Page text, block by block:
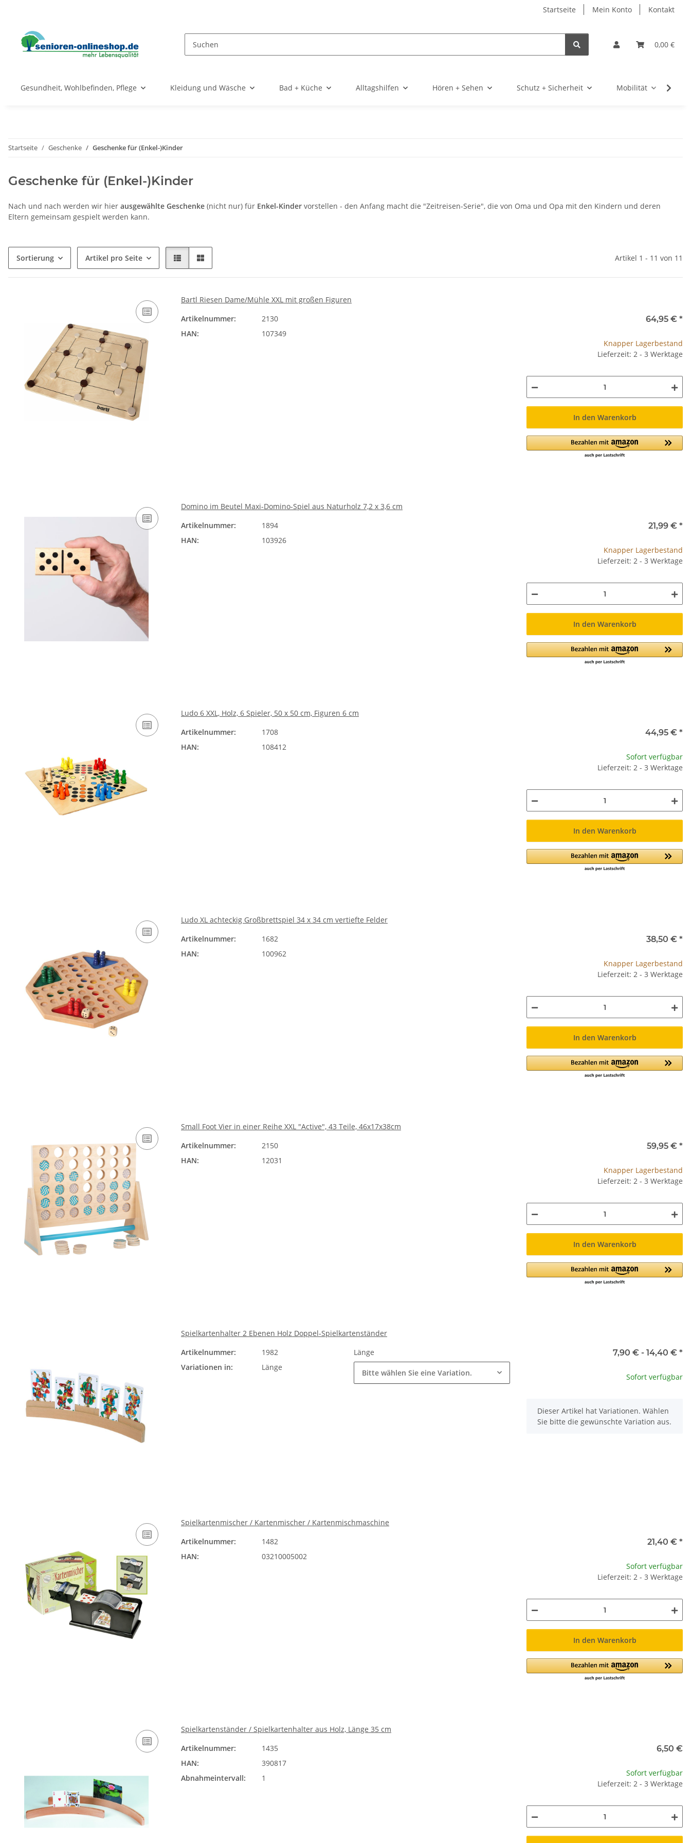
Startseite Mein Konto Kontakt
0,00 €
Gesundheit, Wohlbefinden, Pflege Kleidung und Wäsche Bad + Küche Alltagshilfen Hören + Sehen Schutz + Sicherheit Mobilität
Startseite Geschenke Geschenke für (Enkel-)Kinder
Geschenke für (Enkel-)Kinder
Nach und nach werden wir hier ausgewählte Geschenke (nicht nur) für Enkel-Kinder vorstellen - den Anfang macht die "Zeitreisen-Serie", die von Oma und Opa mit den Kindern und deren
Eltern gemeinsam gespielt werden kann.
Sortierung Artikel pro Seite Artikel 1 - 11 von 11
Bartl Riesen Dame/Mühle XXL mit großen Figuren
Artikelnummer:
2130
HAN:
107349
64,95 € *
Knapper Lagerbestand
Lieferzeit: 2 - 3 Werktage
In den Warenkorb
Domino im Beutel Maxi-Domino-Spiel aus Naturholz 7,2 x 3,6 cm
Artikelnummer:
1894
HAN:
103926
21,99 € *
Knapper Lagerbestand
Lieferzeit: 2 - 3 Werktage
In den Warenkorb
Ludo 6 XXL, Holz, 6 Spieler, 50 x 50 cm, Figuren 6 cm
Artikelnummer:
1708
HAN:
108412
44,95 € *
Sofort verfügbar
Lieferzeit: 2 - 3 Werktage
In den Warenkorb
Ludo XL achteckig Großbrettspiel 34 x 34 cm vertiefte Felder
Artikelnummer:
1682
HAN:
100962
38,50 € *
Knapper Lagerbestand
Lieferzeit: 2 - 3 Werktage
In den Warenkorb
Small Foot Vier in einer Reihe XXL "Active", 43 Teile, 46x17x38cm
Artikelnummer:
2150
HAN:
12031
59,95 € *
Knapper Lagerbestand
Lieferzeit: 2 - 3 Werktage
In den Warenkorb
Spielkartenhalter 2 Ebenen Holz Doppel-Spielkartenständer
Artikelnummer:
1982
Variationen in:
Länge
Länge
Bitte wählen Sie eine Variation.
7,90 € - 14,40 € *
Sofort verfügbar
x
Dieser Artikel hat Variationen. Wählen
Sie bitte die gewünschte Variation aus.
Spielkartenmischer / Kartenmischer / Kartenmischmaschine
Artikelnummer:
1482
HAN:
03210005002
21,40 € *
Sofort verfügbar
Lieferzeit: 2 - 3 Werktage
In den Warenkorb
Spielkartenständer / Spielkartenhalter aus Holz, Länge 35 cm
Artikelnummer:
1435
HAN:
390817
Abnahmeintervall:
1
6,50 €
Sofort verfügbar
Lieferzeit: 2 - 3 Werktage